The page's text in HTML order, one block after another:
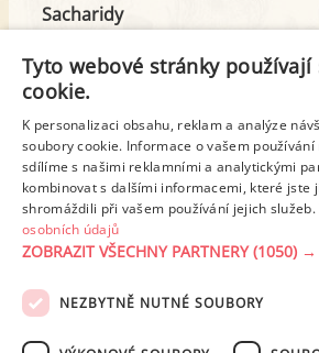
Sacharidy
z toho cukr
Tuk
z toho nas. mastné kyseliny
Detailní rozpis
PODMÍNKY UŽITÍ ZÁSADY OCHRANY
Tyto webové stránky
cookie.
K personalizaci obsahu, reklam a analýze
soubory cookie. Informace o vašem
sdílíme s našimi reklamními a analytickými
kombinovat s dalšími informacemi, které jste
shromáždili při vašem používání jejich služeb.
osobních údajů
ZOBRAZIT VŠECHNY PARTNERY(1050) →
NEZBYTNĚ NUTNÉ SOUBORY